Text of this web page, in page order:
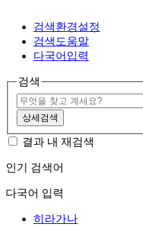
검색환경설정
검색도움말
다국어입력
검색
상세검색
결과 내 재검색
인기 검색어
다국어 입력
히라가나